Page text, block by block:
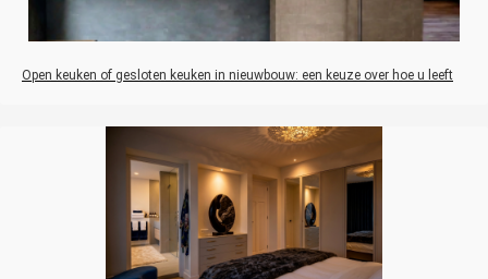
Open keuken of gesloten keuken in nieuwbouw: een keuze over hoe u leeft